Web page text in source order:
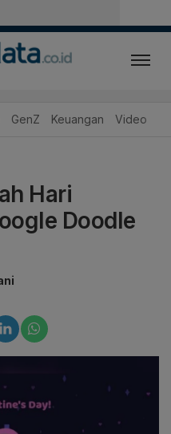
GenZ Keuangan Video
Hari
Doodle